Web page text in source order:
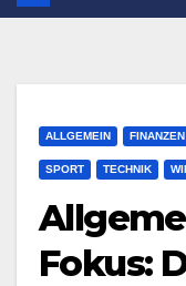
ALLGEMEIN FINANZEN
SPORT TECHNIK
Fokus: